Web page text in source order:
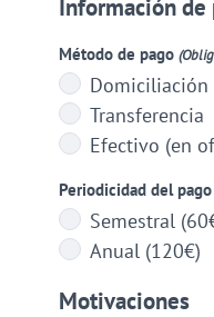
Información de
Método de pago
Domiciliación
Transferencia
Efectivo (en
Periodicidad del pago
Semestral
Anual (120€)
Motivaciones